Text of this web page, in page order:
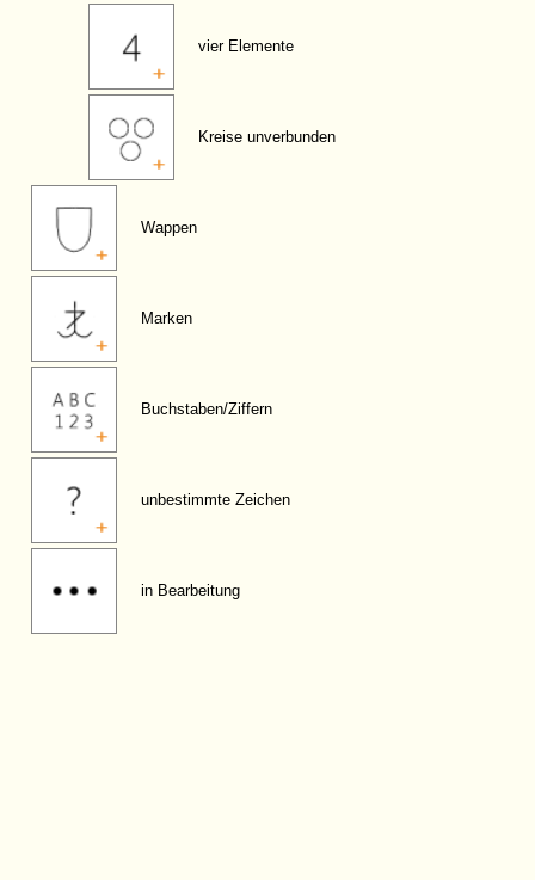
vier Elemente
Kreise unverbunden
Wappen
Marken
Buchstaben/Ziffern
unbestimmte Zeichen
in Bearbeitung